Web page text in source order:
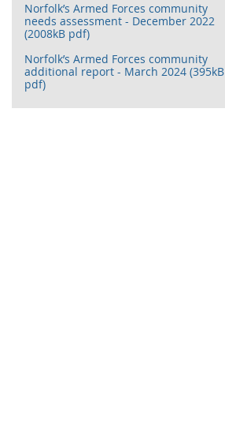
Norfolk’s Armed Forces community
needs assessment - December 2022
(2008kB pdf)
Norfolk’s Armed Forces community
additional report - March 2024 (395kB
pdf)